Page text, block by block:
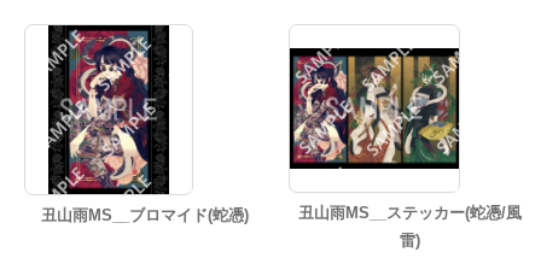
丑山雨MS__ブロマイド(蛇憑)
丑山雨MS__ステッカー(蛇憑/風
雷)